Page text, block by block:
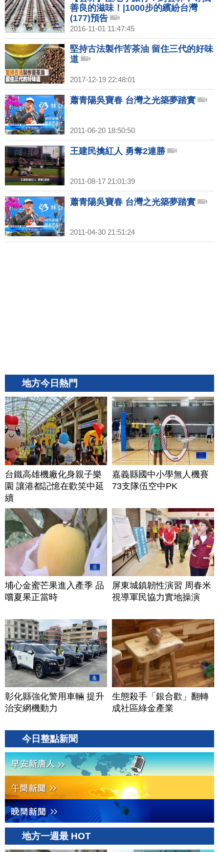
善良的滋味！|1000步的繽紛台灣
(177)預告
2016-11-01 11:47:45
堅持古法製作苦茶油 留住三代的好味
道
2017-12-19 22:48:01
蕭青陽吳寶春 台灣之光築夢踏實
2011-06-20 18:50:50
王建民擒紅人 勇奪2連勝
2011-08-17 21:01:39
蕭青陽吳寶春 台灣之光築夢踏實
2011-04-30 21:51:24
地方今日熱門
台鐵高雄機廠化身親子樂
園 讓港都記憶在歡笑中延
續
嘉義縣國中小學無人機賽
73支隊伍空中PK
埔心金蜜芒果進入產季 品
嚐夏果正當時
屏東城鎮韌性演習 周春米
視導軍民協力實地操演
彰化縣強化警用車輛 提升
治安網機動力
生態殺手「銀合歡」翻轉
成社區綠金產業
今日整點新聞
地方一週最 HOT